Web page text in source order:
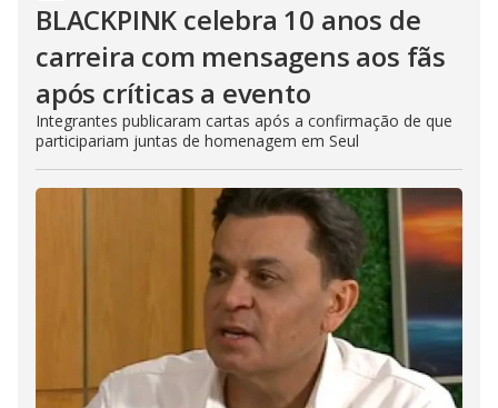
BLACKPINK celebra 10 anos de
carreira com mensagens aos fãs
após críticas a evento
Integrantes publicaram cartas após a confirmação de que
participariam juntas de homenagem em Seul